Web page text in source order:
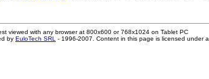
viewed with any browser at 800x600 or 768x1024 on Tablet PC
by EuloTech SRL - 1996-2007. Content in this page is licensed under a